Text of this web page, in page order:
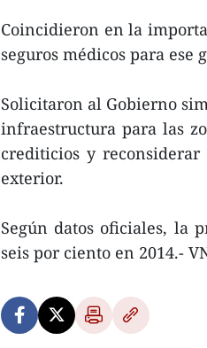
Coincidieron en la
seguros médicos para ese
Solicitaron al Gobierno
infraestructura para las
crediticios y
exterior.
Según datos oficiales, la
seis por ciento en 2014.-